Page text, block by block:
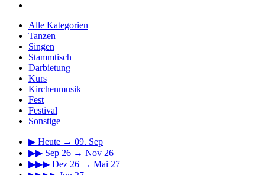
Alle Kategorien
Tanzen
Singen
Stammtisch
Darbietung
Kurs
Kirchenmusik
Fest
Festival
Sonstige
▶ Heute → 09. Sep
▶▶ Sep 26 → Nov 26
▶▶▶ Dez 26 → Mai 27